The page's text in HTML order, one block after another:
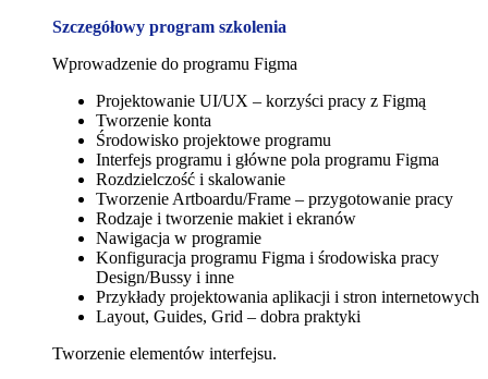
Szczegółowy program szkolenia
Wprowadzenie do programu Figma
Projektowanie UI/UX – korzyści pracy z Figmą
Tworzenie konta
Środowisko projektowe programu
Interfejs programu i główne pola programu Figma
Rozdzielczość i skalowanie
Tworzenie Artboardu/Frame – przygotowanie pracy
Rodzaje i tworzenie makiet i ekranów
Nawigacja w programie
Konfiguracja programu Figma i środowiska pracy
Design/Bussy i inne
Przykłady projektowania aplikacji i stron internetowych
Layout, Guides, Grid – dobra praktyki
Tworzenie elementów interfejsu.